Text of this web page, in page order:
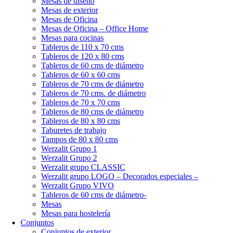
Mesas de exterior
Mesas de Oficina
Mesas de Oficina – Office Home
Mesas para cocinas
Tableros de 110 x 70 cms
Tableros de 120 x 80 cms
Tableros de 60 cms de diámetro
Tableros de 60 x 60 cms
Tableros de 70 cms de diámetro
Tableros de 70 cms. de diámetro
Tableros de 70 x 70 cms
Tableros de 80 cms de diámetro
Tableros de 80 x 80 cms
Taburetes de trabajo
Tampos de 80 x 80 cms
Werzalit Grupo 1
Werzalit Grupo 2
Werzalit grupo CLASSIC
Werzalit grupo LOGO – Decorados especiales –
Werzalit Grupo VIVO
Tableros de 60 cms de diámetro-
Mesas
Mesas para hostelería
Conjuntos